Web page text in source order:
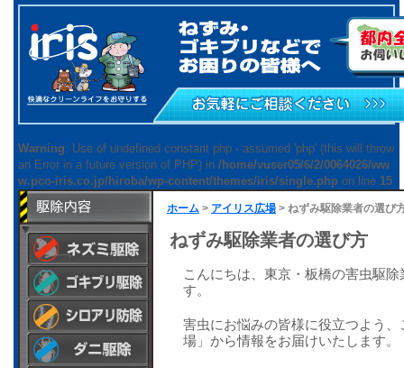
Warning: Use of undefined constant php - assumed 'php' (this will throw
an Error in a future version of PHP) in /home/vuser05/6/2/0064026/ww
w.pco-iris.co.jp/hiroba/wp-content/themes/iris/single.php on line 15
ねずみ駆除作業工
程と見積調査
ねずみ駆除工事の
詳細
ねずみ駆除のワン
ゴキブリ駆除作業
工程
ゴキブリ駆除方法
シロアリ防御と床
下関連工事
ホーム > アイリス広場 > ねずみ駆除業者の選び
ねずみ駆除業者の選び方
こんにちは、東京・板橋の害虫駆
す。
害虫にお悩みの皆様に役立つよう
場」から情報をお届けいたします。